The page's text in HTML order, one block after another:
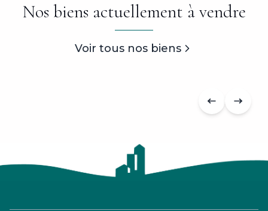
Nos biens actuellement à vendre
Voir tous nos biens